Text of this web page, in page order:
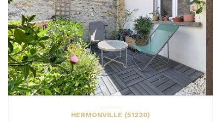
HERMONVILLE (51220)